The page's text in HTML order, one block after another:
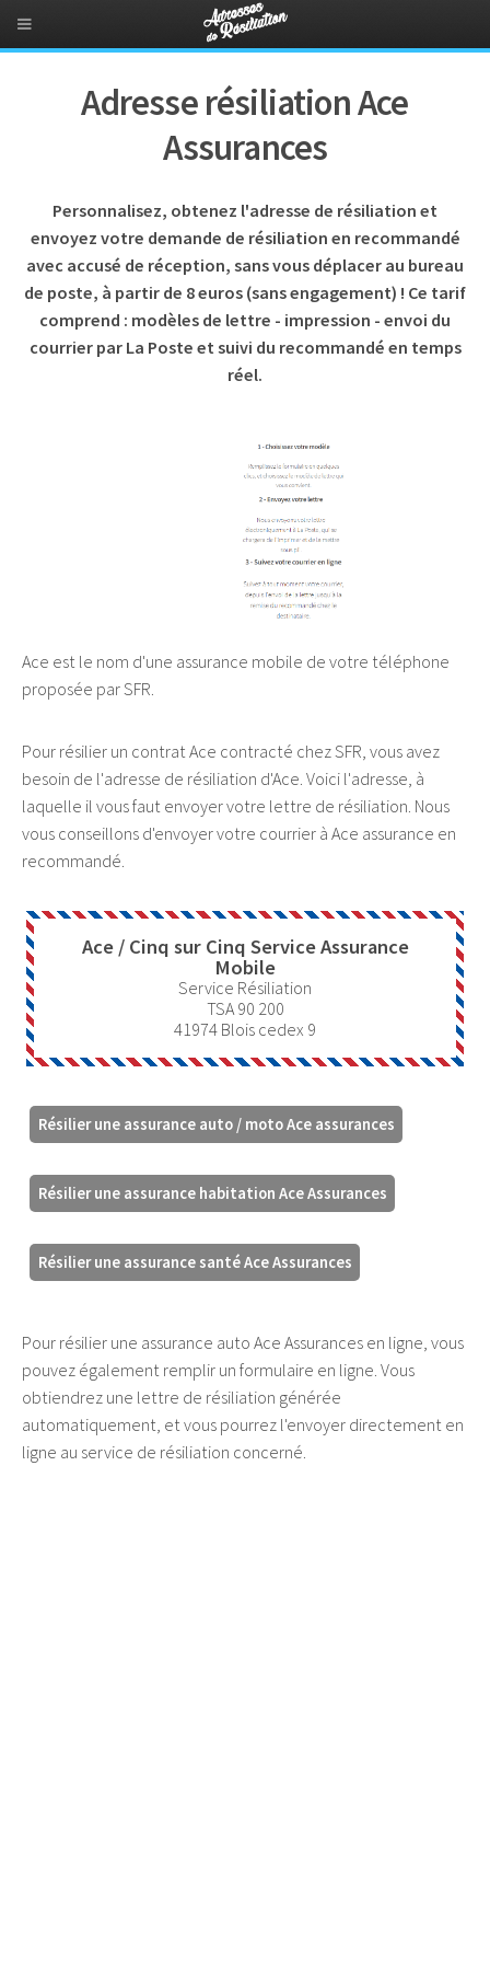
Adresse résiliation Ace
Assurances
Personnalisez, obtenez l'adresse de résiliation et
envoyez votre demande de résiliation en recommandé
avec accusé de réception, sans vous déplacer au bureau
de poste, à partir de 8 euros (sans engagement) ! Ce tarif
comprend : modèles de lettre - impression - envoi du
courrier par La Poste et suivi du recommandé en temps
réel.
Ace est le nom d'une assurance mobile de votre téléphone
proposée par SFR.
Pour résilier un contrat Ace contracté chez SFR, vous avez
besoin de l'adresse de résiliation d'Ace. Voici l'adresse, à
laquelle il vous faut envoyer votre lettre de résiliation. Nous
vous conseillons d'envoyer votre courrier à Ace assurance en
recommandé.
Ace / Cinq sur Cinq Service Assurance
Mobile
Service Résiliation
TSA 90 200
41974 Blois cedex 9
Résilier une assurance auto / moto Ace assurances
Résilier une assurance habitation Ace Assurances
Résilier une assurance santé Ace Assurances
Pour résilier une assurance auto Ace Assurances en ligne, vous
pouvez également remplir un formulaire en ligne. Vous
obtiendrez une lettre de résiliation générée
automatiquement, et vous pourrez l'envoyer directement en
ligne au service de résiliation concerné.